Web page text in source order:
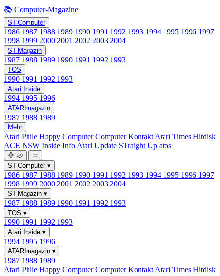
📚 Computer-Magazine
ST-Computer
1986 1987 1988 1989 1990 1991 1992 1993 1994 1995 1996 1997
1998 1999 2000 2001 2002 2003 2004
ST-Magazin
1987 1988 1989 1990 1991 1992 1993
TOS
1990 1991 1992 1993
Atari Inside
1994 1995 1996
ATARImagazin
1987 1988 1989
Mehr
Atari Phile Happy ComputerComputer Kontakt Atari Times Hitdisk
ACE NSW Inside Info Atari Update STraight Up atos
🌞 🌙
☰
ST-Computer ▾
1986 1987 1988 1989 1990 1991 1992 1993 1994 1995 1996 1997
1998 1999 2000 2001 2002 2003 2004
ST-Magazin ▾
1987 1988 1989 1990 1991 1992 1993
TOS ▾
1990 1991 1992 1993
Atari Inside ▾
1994 1995 1996
ATARImagazin ▾
1987 1988 1989
Atari Phile Happy ComputerComputer Kontakt Atari Times Hitdisk